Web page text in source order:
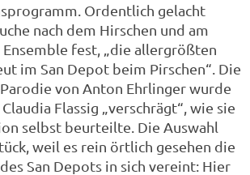
Ordentlich gelacht
nach dem Hirschen und am
fest, „die allergrößten
im San Depot beim Pirschen“. Die
von Anton Ehrlinger wurde
Flassig „verschrägt“, wie sie
selbst beurteilte. Die Auswahl
weil es rein örtlich gesehen die
San Depots in sich vereint: Hier